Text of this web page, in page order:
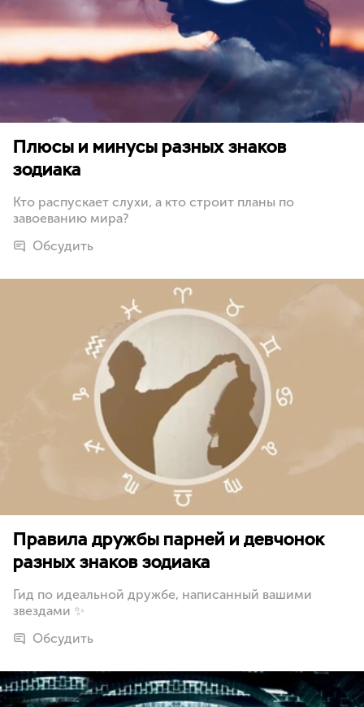
Плюсы и минусы разных знаков
зодиака
Кто распускает слухи, а кто строит планы по
завоеванию мира?
Обсудить
Правила дружбы парней и девчонок
разных знаков зодиака
Гид по идеальной дружбе, написанный вашими
звездами ✨
Обсудить